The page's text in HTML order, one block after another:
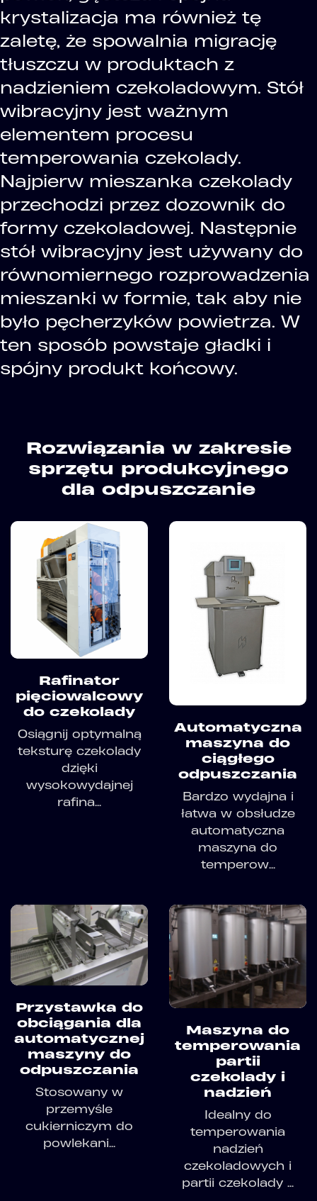
krystalizacja ma również tę
zaletę, że spowalnia migrację
tłuszczu w produktach z
nadzieniem czekoladowym. Stół
wibracyjny jest ważnym
elementem procesu
temperowania czekolady.
Najpierw mieszanka czekolady
przechodzi przez dozownik do
formy czekoladowej. Następnie
stół wibracyjny jest używany do
równomiernego rozprowadzenia
mieszanki w formie, tak aby nie
było pęcherzyków powietrza. W
ten sposób powstaje gładki i
spójny produkt końcowy.
Rozwiązania w zakresie
sprzętu produkcyjnego
dla odpuszczanie
Rafinator
pięciowalcowy
do czekolady
Osiągnij optymalną
teksturę czekolady
dzięki
wysokowydajnej
rafina...
Automatyczna
maszyna do
ciągłego
odpuszczania
Bardzo wydajna i
łatwa w obsłudze
automatyczna
maszyna do
temperow...
Przystawka do
obciągania dla
automatycznej
maszyny do
odpuszczania
Stosowany w
przemyśle
cukierniczym do
powlekani...
Maszyna do
temperowania
partii
czekolady i
nadzień
Idealny do
temperowania
nadzień
czekoladowych i
partii czekolady ...